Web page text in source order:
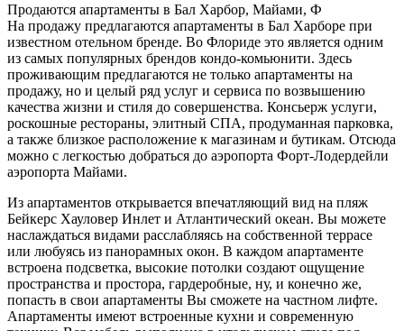
Продаются апартаменты в Бал Харбор, Майами, Ф
На продажу предлагаются апартаменты в Бал Харборе при
известном отельном бренде. Во Флориде это является одним
из самых популярных брендов кондо-комьюнити. Здесь
проживающим предлагаются не только апартаменты на
продажу, но и целый ряд услуг и сервиса по возвышению
качества жизни и стиля до совершенства. Консьерж услуги,
роскошные рестораны, элитный СПА, продуманная парковка,
а также близкое расположение к магазинам и бутикам. Отсюда
можно с легкостью добраться до аэропорта Форт-Лодердейли
аэропорта Майами.
Из апартаментов открывается впечатляющий вид на пляж
Бейкерс Хауловер Инлет и Атлантический океан. Вы можете
наслаждаться видами расслабляясь на собственной террасе
или любуясь из панорамных окон. В каждом апартаменте
встроена подсветка, высокие потолки создают ощущение
пространства и простора, гардеробные, ну, и конечно же,
попасть в свои апартаменты Вы сможете на частном лифте.
Апартаменты имеют встроенные кухни и современную